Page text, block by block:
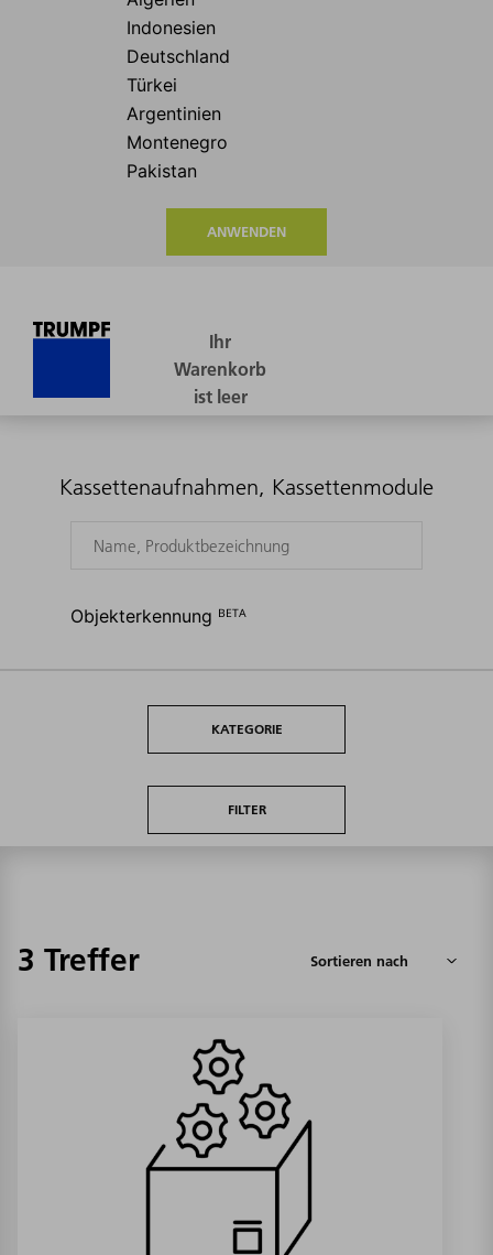
ANWENDEN
Kassettenaufnahmen, Kassettenmodule
Objekterkennung ᴮᴱᵀᴬ
KATEGORIE
FILTER
3 Treffer